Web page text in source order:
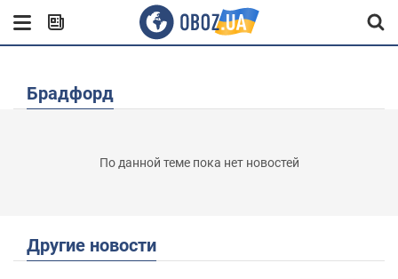
Брадфорд
По данной теме пока нет новостей
Другие новости